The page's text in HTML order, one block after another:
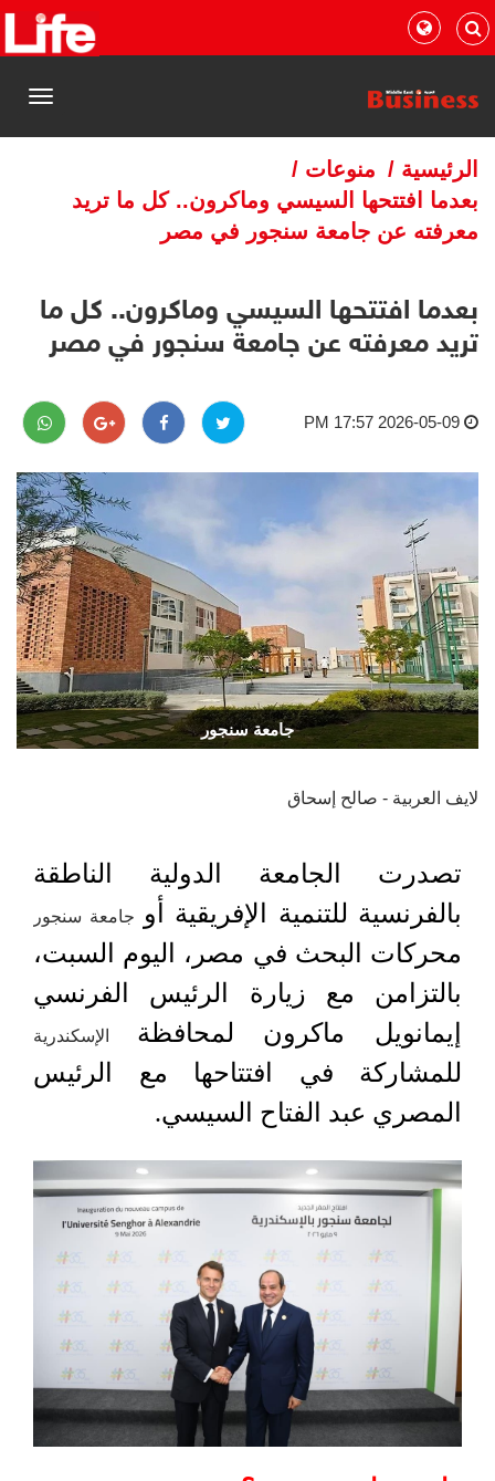
القائمة
الرئيسية / منوعات /
بعدما افتتحها السيسي وماكرون.. كل ما تريد
معرفته عن جامعة سنجور في مصر
بعدما افتتحها السيسي وماكرون.. كل ما
تريد معرفته عن جامعة سنجور في مصر
2026-05-09 17:57 PM
جامعة سنجور
لايف العربية - صالح إسحاق
تصدرت الجامعة الدولية الناطقة
بالفرنسية للتنمية الإفريقية أو
جامعة سنجور
محركات البحث في مصر، اليوم السبت،
بالتزامن مع زيارة الرئيس الفرنسي
إيمانويل ماكرون لمحافظة الإسكندرية
للمشاركة في افتتاحها مع الرئيس
المصري عبد الفتاح السيسي.